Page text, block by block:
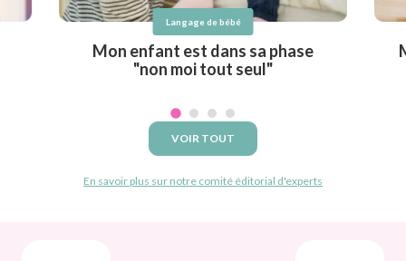
Langage de bébé
Mon enfant est dans sa phase
"non moi tout seul"
VOIR TOUT
En savoir plus sur notre comité éditorial d'experts